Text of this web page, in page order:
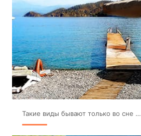
Такие виды бывают только во сне …